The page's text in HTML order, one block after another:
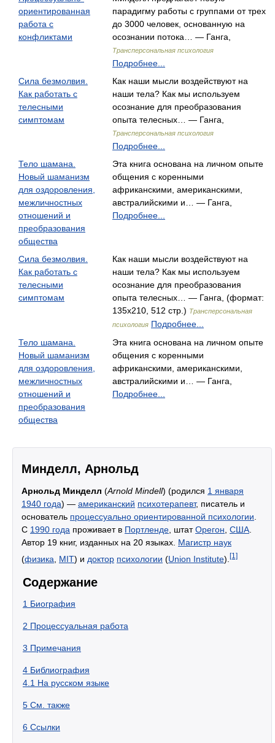
ориентированная
работа с
конфликтами
парадигму работы с группами от трех
до 3000 человек, основанную на
осознании потока… — Ганга,
Трансперсональная психология
Подробнее...
Сила безмолвия.
Как работать с
телесными
симптомам
Как наши мысли воздействуют на
наши тела? Как мы используем
осознание для преобразования
опыта телесных… — Ганга,
Трансперсональная психология
Подробнее...
Тело шамана.
Новый шаманизм
для оздоровления,
межличностных
отношений и
преобразования
общества
Эта книга основана на личном опыте
общения с коренными
африканскими, американскими,
австралийскими и… — Ганга,
Подробнее...
Сила безмолвия.
Как работать с
телесными
симптомам
Как наши мысли воздействуют на
наши тела? Как мы используем
осознание для преобразования
опыта телесных… — Ганга, (формат:
135x210, 512 стр.) Трансперсональная
психология Подробнее...
Тело шамана.
Новый шаманизм
для оздоровления,
межличностных
отношений и
преобразования
общества
Эта книга основана на личном опыте
общения с коренными
африканскими, американскими,
австралийскими и… — Ганга,
Подробнее...
Минделл, Арнольд
Арнольд Минделл (Arnold Mindell) (родился 1 января
1940 года) — американский психотерапевт, писатель и
основатель процессуально ориентированной психологии
С 1990 года проживает в Портленде , штатОрегон США
Автор 19 книг, изданных на 20 языках. Магистр наук
(физика MIT) и доктор психологии (Union Institute). [1]
Содержание
1 Биография
2 Процессуальная работа
3 Примечания
4 Библиография
4.1 На русском языке
5 См. также
6 Ссылки